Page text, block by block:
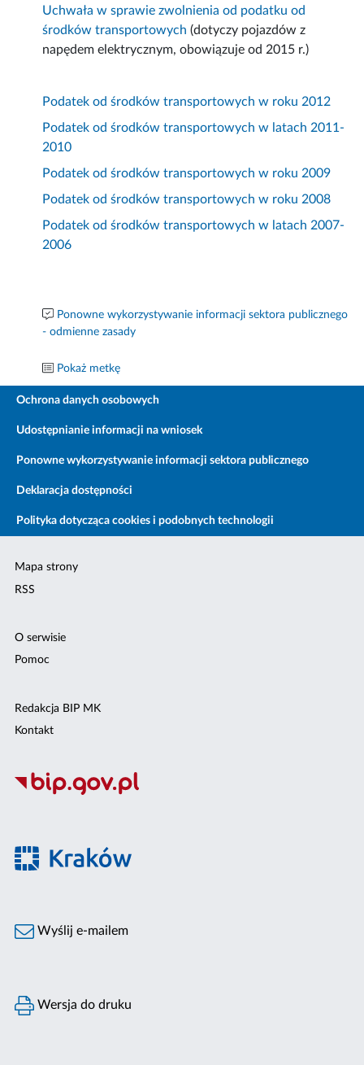
Uchwała w sprawie zwolnienia od podatku od
środków transportowych (dotyczy pojazdów z
napędem elektrycznym, obowiązuje od 2015 r.)
Podatek od środków transportowych w roku 2012
Podatek od środków transportowych w latach 2011-
2010
Podatek od środków transportowych w roku 2009
Podatek od środków transportowych w roku 2008
Podatek od środków transportowych w latach 2007-
2006
Ponowne wykorzystywanie informacji sektora publicznego
- odmienne zasady
Pokaż metkę
Ochrona danych osobowych
Udostępnianie informacji na wniosek
Ponowne wykorzystywanie informacji sektora publicznego
Deklaracja dostępności
Polityka dotycząca cookies i podobnych technologii
Mapa strony
RSS
O serwisie
Pomoc
Redakcja BIP MK
Kontakt
Wyślij e-mailem
Wersja do druku